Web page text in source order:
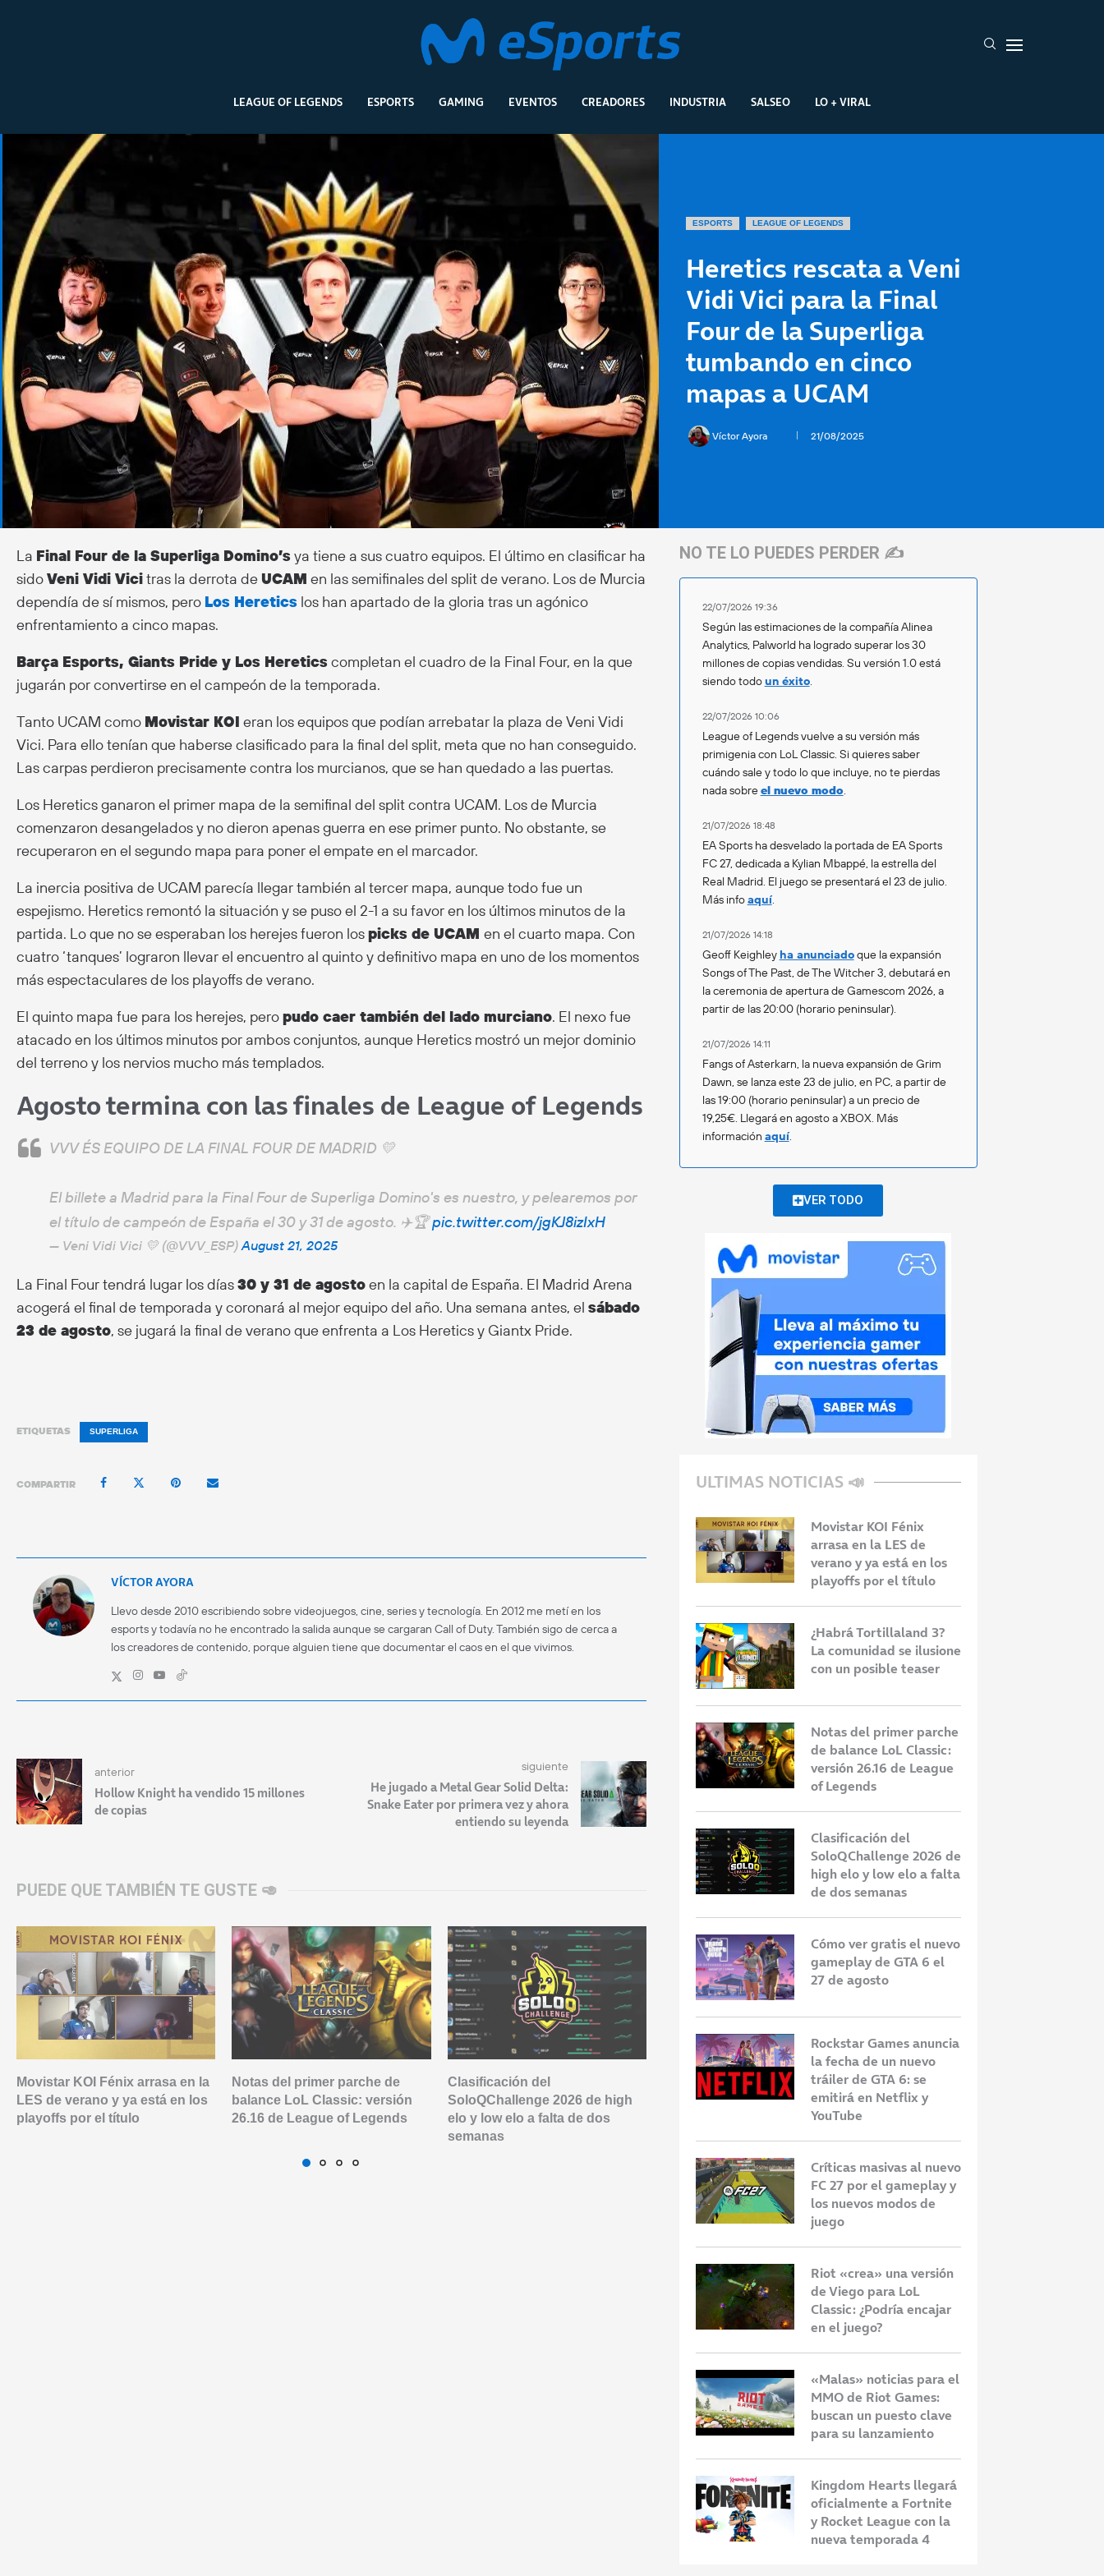
LEAGUE OF LEGENDS ESPORTS GAMING EVENTOS CREADORES INDUSTRIA SALSEO LO + VIRAL
ESPORTS LEAGUE OF LEGENDS
Heretics rescata a Veni
Vidi Vici para la Final
Four de la Superliga
tumbando en cinco
mapas a UCAM
Víctor Ayora 21/08/2025
La Final Four de la Superliga Domino’s ya tiene a sus cuatro equipos. El último en clasificar ha
sidoVeni Vidi Vicitras la derrota de UCAM en las semifinales del split de verano. Los de Murcia
dependía de sí mismos, pero Los Heretics los han apartado de la gloria tras un agónico
enfrentamiento a cinco mapas.
Barça Esports, Giants Pride y Los Heretics completan el cuadro de la Final Four, en la que
jugarán por convertirse en el campeón de la temporada.
Tanto UCAM como Movistar KOI eran los equipos que podían arrebatar la plaza de Veni Vidi
Vici. Para ello tenían que haberse clasificado para la final del split, meta que no han conseguido.
Las carpas perdieron precisamente contra los murcianos, que se han quedado a las puertas.
Los Heretics ganaron el primer mapa de la semifinal del split contra UCAM. Los de Murcia
comenzaron desangelados y no dieron apenas guerra en ese primer punto. No obstante, se
recuperaron en el segundo mapa para poner el empate en el marcador.
La inercia positiva de UCAM parecía llegar también al tercer mapa, aunque todo fue un
espejismo. Heretics remontó la situación y se puso el 2-1 a su favor en los últimos minutos de la
partida. Lo que no se esperaban los herejes fueron lospicks de UCAM en el cuarto mapa. Con
cuatro ‘tanques’ lograron llevar el encuentro al quinto y definitivo mapa en uno de los momentos
más espectaculares de los playoffs de verano.
El quinto mapa fue para los herejes, peropudo caer también del lado murciano. El nexo fue
atacado en los últimos minutos por ambos conjuntos, aunque Heretics mostró un mejor dominio
del terreno y los nervios mucho más templados.
Agosto termina con las finales de League of Legends
VVV ÉS EQUIPO DE LA FINAL FOUR DE MADRID 💛
El billete a Madrid para la Final Four de Superliga Domino's es nuestro, y pelearemos por
el título de campeón de España el 30 y 31 de agosto. ✈️🏆pic.twitter.com/jgKJ8izIxH
— Veni Vidi Vici 💛 (@VVV_ESP) August 21, 2025
La Final Four tendrá lugar los días30 y 31 de agostoen la capital de España. El Madrid Arena
acogerá el final de temporada y coronará al mejor equipo del año. Una semana antes, el sábado
23 de agosto, se jugará la final de verano que enfrenta a Los Heretics y Giantx Pride.
ETIQUETAS SUPERLIGA
COMPARTIR
VÍCTOR AYORA
Llevo desde 2010 escribiendo sobre videojuegos, cine, series y tecnología. En 2012 me metí en los
esports y todavía no he encontrado la salida aunque se cargaran Call of Duty. También sigo de cerca a
los creadores de contenido, porque alguien tiene que documentar el caos en el que vivimos.
anterior
Hollow Knight ha vendido 15 millones
de copias
siguiente
He jugado a Metal Gear Solid Delta:
Snake Eater por primera vez y ahora
entiendo su leyenda
PUEDE QUE TAMBIÉN TE GUSTE 🥑
Movistar KOI Fénix arrasa en la
LES de verano y ya está en los
playoffs por el título
Notas del primer parche de
balance LoL Classic: versión
26.16 de League of Legends
Clasificación del
SoloQChallenge 2026 de high
elo y low elo a falta de dos
semanas
Riot «crea» una versión de
Viego para LoL Classic:
¿Podría encajar en el juego?
Códigos gratuitos de LoL
Classic: cómo conseguir los
NO TE LO PUEDES PERDER ✍️
22/07/2026 19:36
Según las estimaciones de la compañía Alinea
Analytics, Palworld ha logrado superar los 30
millones de copias vendidas. Su versión 1.0 está
siendo todoun éxito.
22/07/2026 10:06
League of Legends vuelve a su versión más
primigenia con LoL Classic. Si quieres saber
cuándo sale y todo lo que incluye, no te pierdas
nada sobreel nuevo modo.
21/07/2026 18:48
EA Sports ha desvelado la portada de EA Sports
FC 27, dedicada a Kylian Mbappé, la estrella del
Real Madrid. El juego se presentará el 23 de julio.
Más infoaquí.
21/07/2026 14:18
Geoff Keighley ha anunciadoque la expansión
Songs of The Past, de The Witcher 3, debutará en
la ceremonia de apertura de Gamescom 2026, a
partir de las 20:00 (horario peninsular).
21/07/2026 14:11
Fangs of Asterkarn, la nueva expansión de Grim
Dawn, se lanza este 23 de julio, en PC, a partir de
las 19:00 (horario peninsular) a un precio de
19,25€. Llegará en agosto a XBOX. Más
información aquí.
VER TODO
ULTIMAS NOTICIAS 📣
Movistar KOI Fénix
arrasa en la LES de
verano y ya está en los
playoffs por el título
¿Habrá Tortillaland 3?
La comunidad se ilusione
con un posible teaser
Notas del primer parche
de balance LoL Classic:
versión 26.16 de League
of Legends
Clasificación del
SoloQChallenge 2026 de
high elo y low elo a falta
de dos semanas
Cómo ver gratis el nuevo
gameplay de GTA 6 el
27 de agosto
Rockstar Games anuncia
la fecha de un nuevo
tráiler de GTA 6: se
emitirá en Netflix y
YouTube
Críticas masivas al nuevo
FC 27 por el gameplay y
los nuevos modos de
juego
Riot «crea» una versión
de Viego para LoL
Classic: ¿Podría encajar
en el juego?
«Malas» noticias para el
MMO de Riot Games:
buscan un puesto clave
para su lanzamiento
Kingdom Hearts llegará
oficialmente a Fortnite
y Rocket League con la
nueva temporada 4